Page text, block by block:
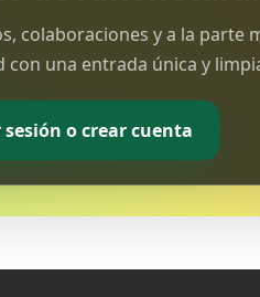
colaboraciones y a la parte
con una entrada única y
o crear cuenta